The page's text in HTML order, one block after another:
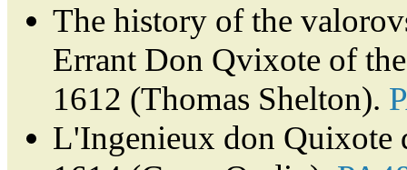
The history of the
Errant Don Qvixote of
1612 (Thomas Shelton).
L'Ingenieux don Quixote